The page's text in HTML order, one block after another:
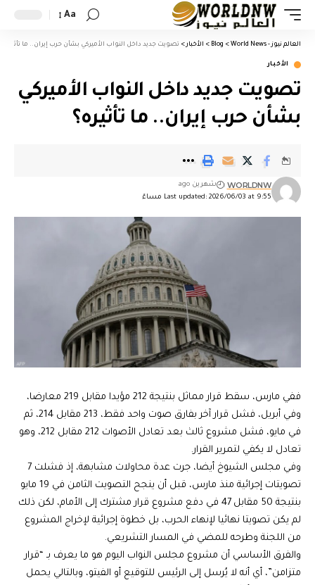
Aa
العالم نيوز - World News >
Blog
> الأخبار > تصويت جديد داخل النواب الأميركي بشأن حرب إيران.. ما تأثيره؟
الأخبار
تصويت جديد داخل النواب الأميركي
بشأن حرب إيران.. ما تأثيره؟
Last updated: 2026/06/03 at 9:55 مساءً
WORLDNW شهرين ago
ففي مارس، سقط قرار مماثل بنتيجة 212 مؤيدا مقابل 219 معارضا،
وفي أبريل، فشل قرار آخر بفارق صوت واحد فقط، 213 مقابل 214، ثم
في مايو، فشل مشروع ثالث بعد تعادل الأصوات 212 مقابل 212، وهو
تعادل لا يكفي لتمرير القرار.
وفي مجلس الشيوخ أيضا، جرت عدة محاولات مشابهة، إذ فشلت 7
تصويتات إجرائية منذ مارس، قبل أن ينجح التصويت الثامن في 19 مايو
بنتيجة 50 مقابل 47 في دفع مشروع قرار مشترك إلى الأمام، لكن ذلك
لم يكن تصويتا نهائيا لإنهاء الحرب، بل خطوة إجرائية لإخراج المشروع
من اللجنة وطرحه للمضي في المسار التشريعي.
والفرق الأساسي أن مشروع مجلس النواب اليوم هو ما يعرف بـ “قرار
متزامن”، أي أنه لا يُرسل إلى الرئيس للتوقيع أو الفيتو، وبالتالي يحمل